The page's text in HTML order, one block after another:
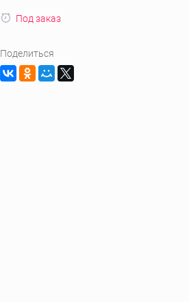
Под заказ
Поделиться